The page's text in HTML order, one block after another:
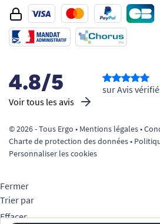
4.8/5
Voir tous les avis
sur Avis
© 2026 - Tous Ergo • Mentions légales•
Charte de protection des données•
Personnaliser les cookies
Fermer
Trier par
Effacer